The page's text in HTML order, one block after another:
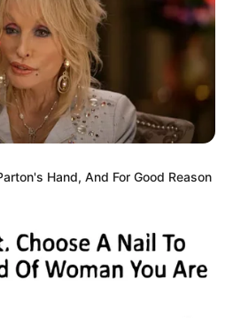
Hand, And For Good Reason